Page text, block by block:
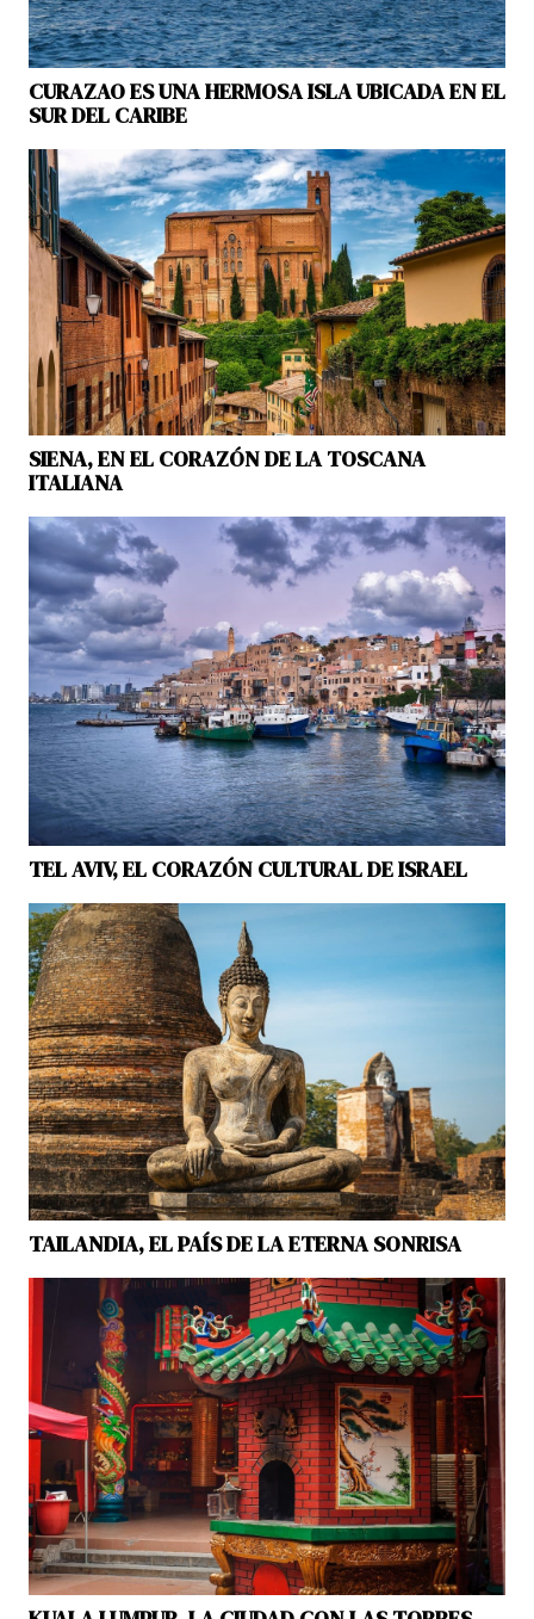
CURAZAO ES UNA HERMOSA ISLA UBICADA EN EL
SUR DEL CARIBE
SIENA, EN EL CORAZÓN DE LA TOSCANA
ITALIANA
TEL AVIV, EL CORAZÓN CULTURAL DE ISRAEL
TAILANDIA, EL PAÍS DE LA ETERNA SONRISA